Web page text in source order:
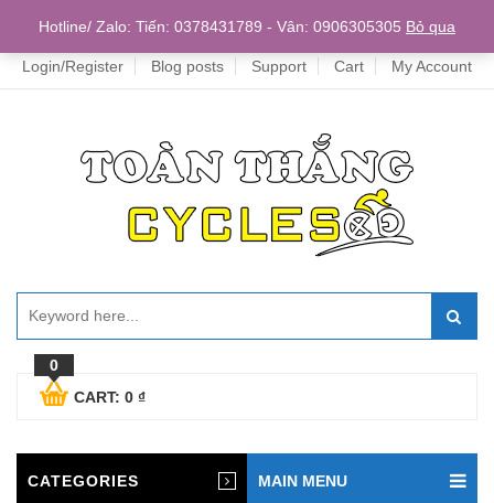
Home
Login/Register Blog posts Support Cart My Account
0
CART: 0 ₫
CATEGORIES MAIN MENU
Hotline/ Zalo: Tiến: 0378431789 - Vân: 0906305305 Bỏ qua